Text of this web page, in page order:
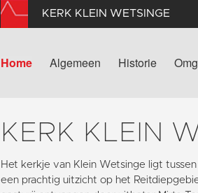
KERK KLEIN WETSINGE
Home Algemeen Historie
KERK KLEIN
Het kerkje van Klein Wetsinge ligt
een prachtig uitzicht op het